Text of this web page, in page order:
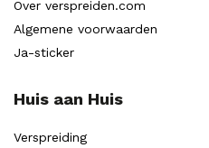
Over verspreiden.com
Algemene voorwaarden
Ja-sticker
Huis aan Huis
Verspreiding